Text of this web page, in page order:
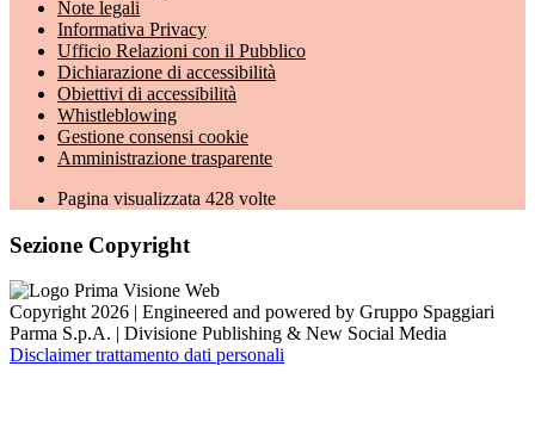
Note legali
Informativa Privacy
Ufficio Relazioni con il Pubblico
Dichiarazione di accessibilità
Obiettivi di accessibilità
Whistleblowing
Gestione consensi cookie
Amministrazione trasparente
Pagina visualizzata 428 volte
Sezione Copyright
Copyright 2026 | Engineered and powered by Gruppo Spaggiari
Parma S.p.A. | Divisione Publishing & New Social Media
Disclaimer trattamento dati personali